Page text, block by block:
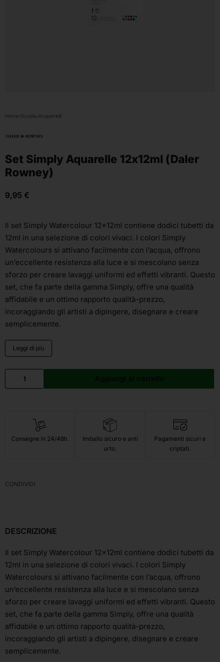
Home›Scuola›Acquerelli
Set Simply Aquarelle 12x12ml (Daler
Rowney)
9,95 €
Il set Simply Watercolour 12x12ml contiene dodici tubetti da
12ml in una selezione di colori vivaci. I colori Simply
Watercolours si attivano facilmente con l’acqua, offrono
un’eccellente resistenza alla luce e si mescolano senza
sforzo per creare lavaggi uniformi ed effetti vibranti. Questo
set, che fa parte della gamma Simply, offre una qualità
affidabile e un ottimo rapporto qualità-prezzo,
incoraggiando gli artisti a dipingere, disegnare e creare
semplicemente.
Leggi di più
Consegne in 24/48h.
Imballo sicuro e anti
urto.
Pagamenti sicuri e
criptati.
CONDIVIDI
DESCRIZIONE
Il set Simply Watercolour 12x12ml contiene dodici tubetti da
12ml in una selezione di colori vivaci. I colori Simply
Watercolours si attivano facilmente con l’acqua, offrono
un’eccellente resistenza alla luce e si mescolano senza
sforzo per creare lavaggi uniformi ed effetti vibranti. Questo
set, che fa parte della gamma Simply, offre una qualità
affidabile e un ottimo rapporto qualità-prezzo,
incoraggiando gli artisti a dipingere, disegnare e creare
semplicemente.